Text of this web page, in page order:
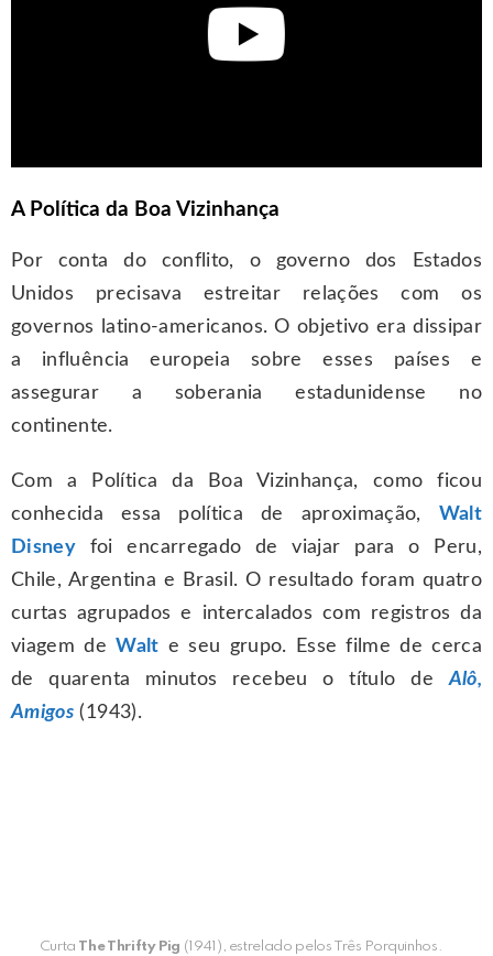
A Política da Boa Vizinhança
Por conta do conflito, o governo dos Estados
Unidos precisava estreitar relações com os
governos latino-americanos. O objetivo era dissipar
a influência europeia sobre esses países e
assegurar a soberania estadunidense no
continente.
Com a Política da Boa Vizinhança, como ficou
conhecida essa política de aproximação, Walt
Disney foi encarregado de viajar para o Peru,
Chile, Argentina e Brasil. O resultado foram quatro
curtas agrupados e intercalados com registros da
viagem deWalt e seu grupo. Esse filme de cerca
de quarenta minutos recebeu o título de Alô,
Amigos (1943).
Curta The Thrifty Pig (1941), estrelado pelos Três Porquinhos.